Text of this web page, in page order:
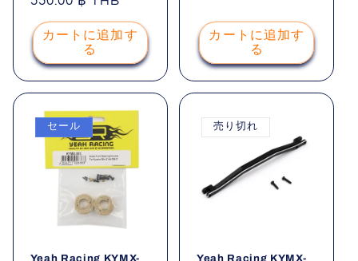
価
格
ル
価
カートに追加す
る
カートに追加す
る
セール
Yeah Racing KYMX-
売り切れ
Yeah Racing KYMX-